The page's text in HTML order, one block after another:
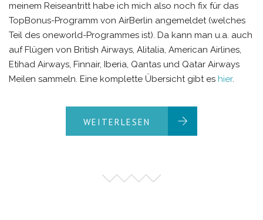
meinem Reiseantritt habe ich mich also noch fix für das
TopBonus-Programm von AirBerlin angemeldet (welches
Teil des oneworld-Programmes ist). Da kann man u.a. auch
auf Flügen von British Airways, Alitalia, American Airlines,
Etihad Airways, Finnair, Iberia, Qantas und Qatar Airways
Meilen sammeln. Eine komplette Übersicht gibt es hier.
WEITERLESEN